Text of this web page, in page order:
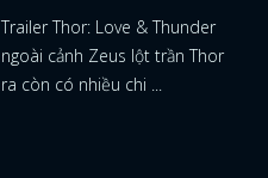
Trailer Thor: Love & Thunder
ngoài cảnh Zeus lột trần Thor
ra còn có nhiều chi ...